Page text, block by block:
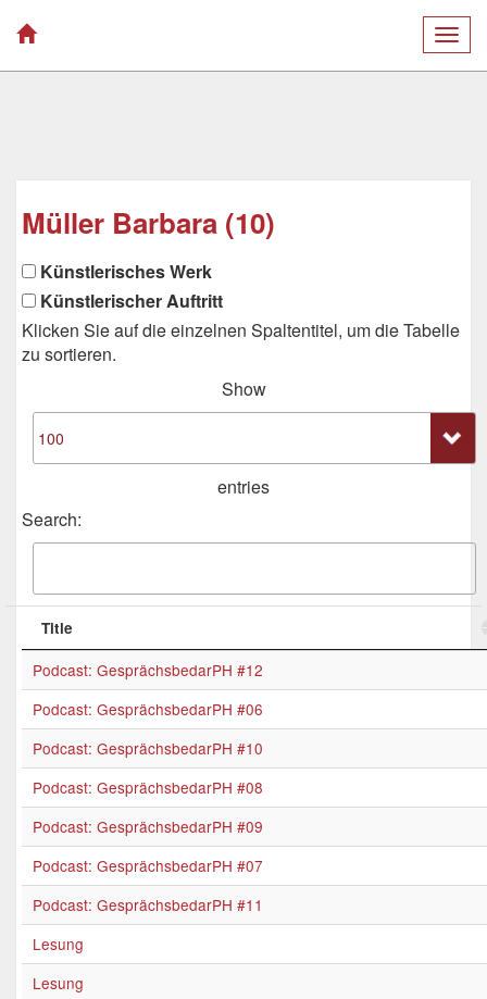
Müller Barbara (10)
Künstlerisches Werk
Künstlerischer Auftritt
Klicken Sie auf die einzelnen Spaltentitel, um die Tabelle
zu sortieren.
Show
entries
Search:
Title
Podcast: GesprächsbedarPH #12
Podcast: GesprächsbedarPH #06
Podcast: GesprächsbedarPH #10
Podcast: GesprächsbedarPH #08
Podcast: GesprächsbedarPH #09
Podcast: GesprächsbedarPH #07
Podcast: GesprächsbedarPH #11
Lesung
Lesung